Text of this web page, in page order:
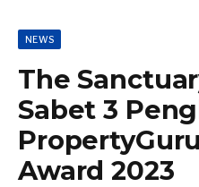
NEWS
The
Sabet 3
Award 2023